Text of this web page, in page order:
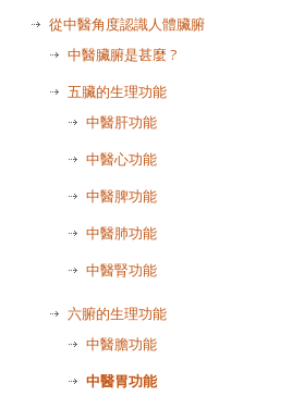
從中醫角度認識人體臟腑
中醫臟腑是甚麼 ?
五臟的生理功能
中醫肝功能
中醫心功能
中醫脾功能
中醫肺功能
中醫腎功能
六腑的生理功能
中醫膽功能
中醫胃功能